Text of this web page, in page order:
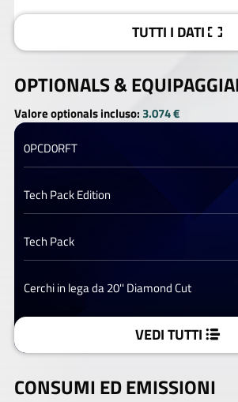
TUTTI I DATI
OPTIONALS &
Valore optionals incluso: 3.074 €
0PCD0RFT
Tech Pack Edition
Tech Pack
Cerchi in lega da 20'' Diamond Cut
VEDI TUTTI
CONSUMI ED EMISSIONI